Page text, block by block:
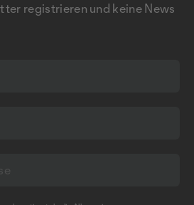
registrieren und keine News